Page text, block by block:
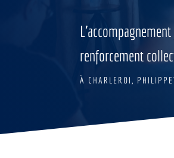
renforcement
À CHARLEROI,